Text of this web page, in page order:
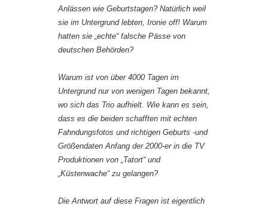
Anlässen wie Geburtstagen? Natürlich weil
sie im Untergrund lebten, Ironie off! Warum
hatten sie „echte“ falsche Pässe von
deutschen Behörden?
Warum ist von über 4000 Tagen im
Untergrund nur von wenigen Tagen bekannt,
wo sich das Trio aufhielt. Wie kann es sein,
dass es die beiden schafften mit echten
Fahndungsfotos und richtigen Geburts -und
Größendaten Anfang der 2000-er in die TV
Produktionen von „Tatort“ und
„Küstenwache“ zu gelangen?
Die Antwort auf diese Fragen ist eigentlich